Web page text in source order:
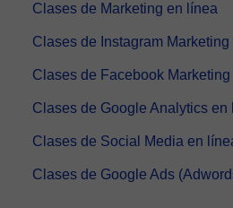
Clases de Marketing en línea
Clases de Instagram
Clases de Facebook
Clases de Google Analytics en
Clases de Social Media en
Clases de Google Ads